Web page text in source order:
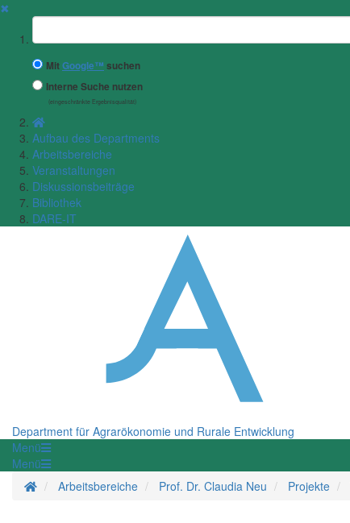
✖
Suchbegriff
MitGoogle™ suchen
Interne Suche nutzen
(eingeschränkte Ergebnisqualität)
Aufbau des Departments
Arbeitsbereiche
Veranstaltungen
Diskussionsbeiträge
Bibliothek
DARE-IT
Department für Agrarökonomie und Rurale Entwicklung
Menü
Menü
Startseite
Arbeitsbereiche Prof. Dr. Claudia Neu Projekte